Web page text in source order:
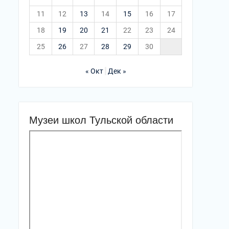
11
12 13 14 15 16
17
18
19 20 21 22 23
24
25
26 27 28 29 30
« Окт Дек »
Музеи школ Тульской области